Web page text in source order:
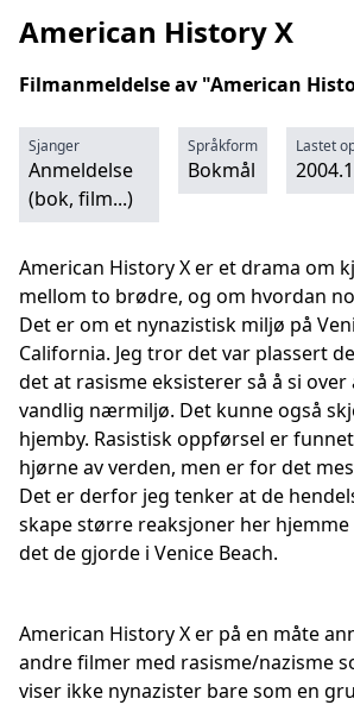
American History X
Filmanmeldelse av "American
Sjanger
Anmeldelse
(bok, film...)
Språkform
Bokmål
Lastet
American History X er et drama om
mellom to brødre, og om hvordan
Det er om et nynazistisk miljø på
California. Jeg tror det var plassert
det at rasisme eksisterer så å si over
vandlig nærmiljø. Det kunne også
hjemby. Rasistisk oppførsel er
hjørne av verden, men er for det
Det er derfor jeg tenker at de
skape større reaksjoner her hjemme
det de gjorde i Venice Beach.
American History X er på en måte
andre filmer med rasisme/nazisme
viser ikke nynazister bare som en